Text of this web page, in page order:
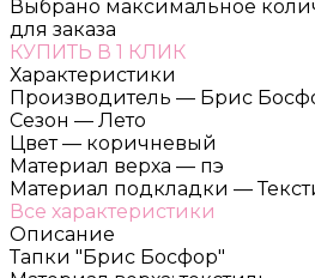
Выбрано максимальное
для заказа
КУПИТЬ В 1 КЛИК
Характеристики
Производитель — Брис
Сезон — Лето
Цвет — коричневый
Материал верха — пэ
Материал подкладки —
Все характеристики
Описание
Тапки "Брис Босфор"